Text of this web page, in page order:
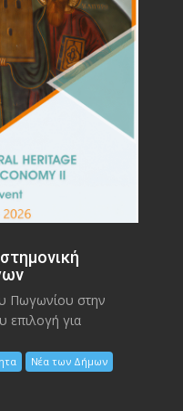
Πωγωνίου στην
επιλογή για
Νέα των Δήμων